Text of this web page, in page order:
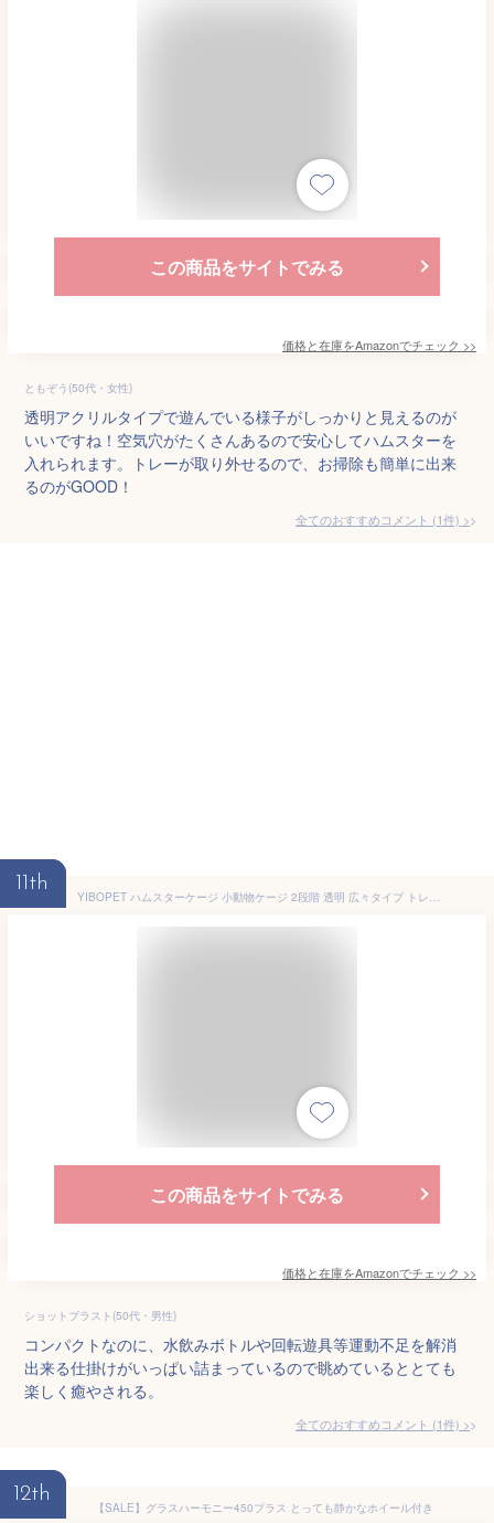
この商品をサイトでみる
価格と在庫をAmazonでチェック >>
ともぞう(50代・女性)
透明アクリルタイプで遊んでいる様子がしっかりと見えるのが
いいですね！空気穴がたくさんあるので安心してハムスターを
入れられます。トレーが取り外せるので、お掃除も簡単に出来
るのがGOOD！
全てのおすすめコメント (1件) >
11th
YIBOPET ハムスターケージ 小動物ケージ 2段階 透明 広々タイプ トレーデザイン お手入れ簡単 通気性 組立簡単 チャイニーズハムスター ロボロフスキーハムスター キャンベルハムスター ジャンガリアンハムスター ゴールデンハムスター
この商品をサイトでみる
価格と在庫をAmazonでチェック >>
ショットブラスト(50代・男性)
コンパクトなのに、水飲みボトルや回転遊具等運動不足を解消
出来る仕掛けがいっぱい詰まっているので眺めているととても
楽しく癒やされる。
全てのおすすめコメント (1件) >
12th
【SALE】グラスハーモニー450プラス とっても静かなホイール付き